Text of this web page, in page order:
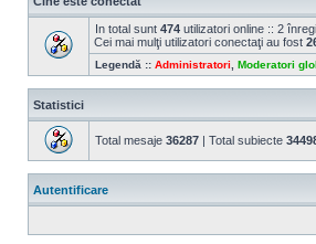
In total sunt 474 utilizatori online :: 2
Cei mai mulţi utilizatori conectaţi au fost
Legendă :: Administratori Moderatori
Statistici
Total mesaje 36287 | Total subiecte
Autentificare